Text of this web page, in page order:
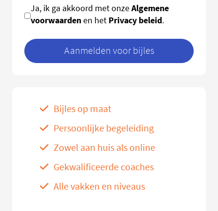
Ja, ik ga akkoord met onzeAlgemene
voorwaardenen het Privacy beleid.
Aanmelden voor bijles
Bijles op maat
Persoonlijke begeleiding
Zowel aan huis als online
Gekwalificeerde coaches
Alle vakken en niveaus